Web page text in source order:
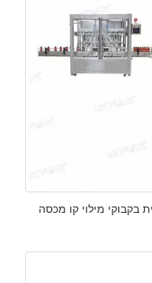
בקבוקי מילוי קו מכסה